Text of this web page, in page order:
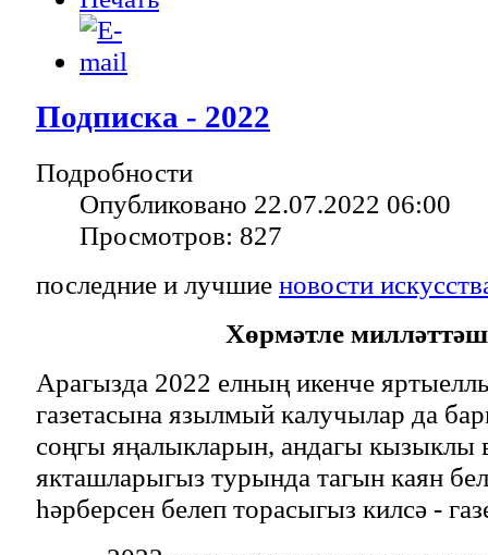
Подписка - 2022
Подробности
Опубликовано 22.07.2022 06:00
Просмотров: 827
последние и лучшие новости
Хөрмәтле
Арагызда 2022 елның икенче
газетасына язылмый калучылар да
соңгы яңалыкларын, андагы кызыклы
якташларыгыз турында тагын каян
һәрберсен белеп торасыгыз килсә -